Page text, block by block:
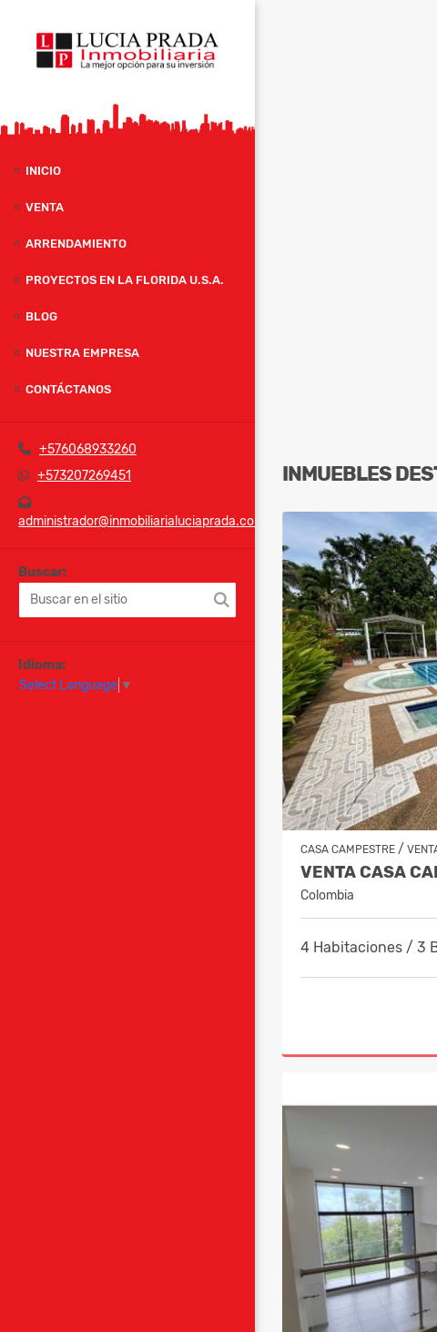
INICIO
VENTA
ARRENDAMIENTO
PROYECTOS EN LA FLORIDA U.S.A.
BLOG
NUESTRA EMPRESA
CONTÁCTANOS
+576068933260
+573207269451
administrador@inmobiliarialuciaprada.com
Buscar:
Idioma:
Select Language ▼
INMUEBLES
CASA CAMPESTRE /
Colombia
4 Habitaciones / 3